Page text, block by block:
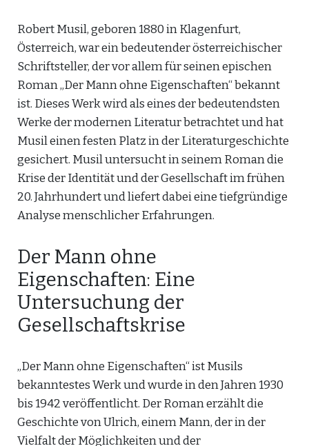
Robert Musil, geboren 1880 in Klagenfurt,
Österreich, war ein bedeutender österreichischer
Schriftsteller, der vor allem für seinen epischen
Roman „Der Mann ohne Eigenschaften“ bekannt
ist. Dieses Werk wird als eines der bedeutendsten
Werke der modernen Literatur betrachtet und hat
Musil einen festen Platz in der Literaturgeschichte
gesichert. Musil untersucht in seinem Roman die
Krise der Identität und der Gesellschaft im frühen
20. Jahrhundert und liefert dabei eine tiefgründige
Analyse menschlicher Erfahrungen.
Der Mann ohne
Eigenschaften: Eine
Untersuchung der
Gesellschaftskrise
„Der Mann ohne Eigenschaften“ ist Musils
bekanntestes Werk und wurde in den Jahren 1930
bis 1942 veröffentlicht. Der Roman erzählt die
Geschichte von Ulrich, einem Mann, der in der
Vielfalt der Möglichkeiten und der